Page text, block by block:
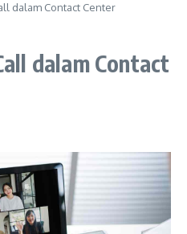
dalam Contact Center
dalam Contact